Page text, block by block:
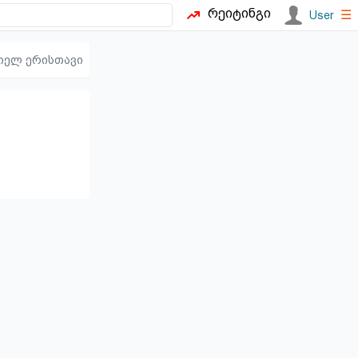
რეიტინგი User ☰
ერისთავი